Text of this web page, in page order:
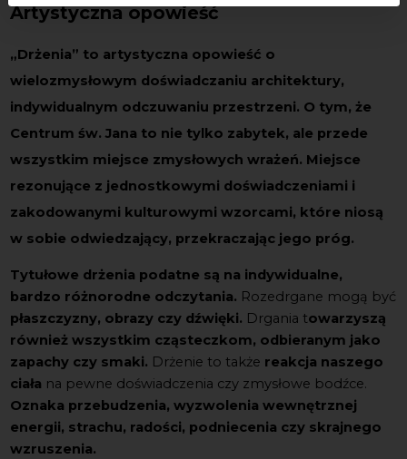
Artystyczna opowieść
„Drżenia” to artystyczna opowieść o
wielozmysłowym doświadczaniu architektury,
indywidualnym odczuwaniu przestrzeni. O tym, że
Centrum św. Jana to nie tylko zabytek, ale przede
wszystkim miejsce zmysłowych wrażeń. Miejsce
rezonujące z jednostkowymi doświadczeniami i
zakodowanymi kulturowymi wzorcami, które niosą
w sobie odwiedzający, przekraczając jego próg.
Tytułowe drżenia podatne są na indywidualne,
bardzo różnorodne odczytania. Rozedrgane mogą być
płaszczyzny, obrazy czy dźwięki. Drgania towarzyszą
również wszystkim cząsteczkom, odbieranym jako
zapachy czy smaki. Drżenie to także reakcja naszego
ciała na pewne doświadczenia czy zmysłowe bodźce.
Oznaka przebudzenia, wyzwolenia wewnętrznej
energii, strachu, radości, podniecenia czy skrajnego
wzruszenia.